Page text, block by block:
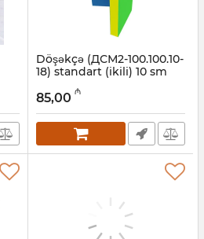
Döşəkçə (ДСМ2-100.100.10-
18) standart (ikili) 10 sm
Artikul: 001002080
85,00 ₼